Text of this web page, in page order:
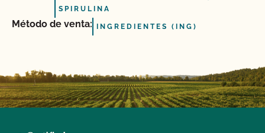
SPIRULINA
Método de venta: INGREDIENTES (ING)